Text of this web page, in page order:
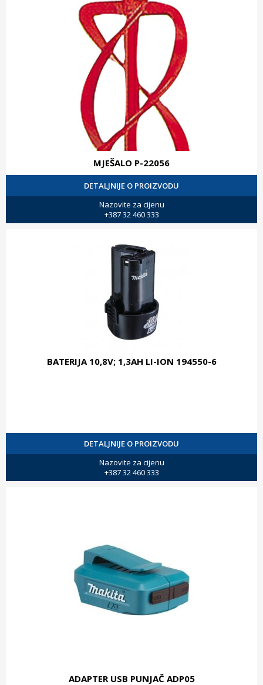
MJEŠALO P-22056
DETALJNIJE O PROIZVODU
Nazovite za cijenu
+387 32 460 333
BATERIJA 10,8V; 1,3AH LI-ION 194550-6
DETALJNIJE O PROIZVODU
Nazovite za cijenu
+387 32 460 333
ADAPTER USB PUNJAČ ADP05